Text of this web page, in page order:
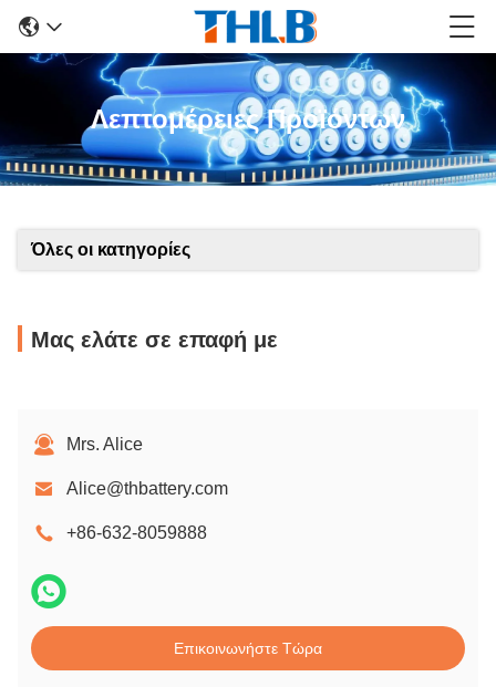
Λεπτομέρειες Προϊόντων
Όλες οι κατηγορίες
Μας ελάτε σε επαφή με
Mrs. Alice
Alice@thbattery.com
+86-632-8059888
Επικοινωνήστε Τώρα